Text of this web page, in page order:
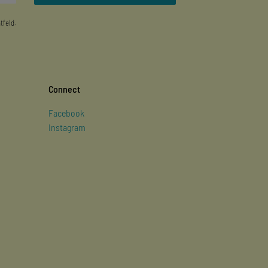
Connect
Facebook
Instagram